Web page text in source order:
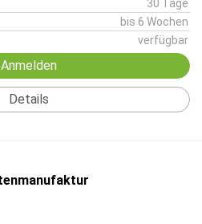
30 Tage
bis 6 Wochen
verfügbar
Anmelden
Details